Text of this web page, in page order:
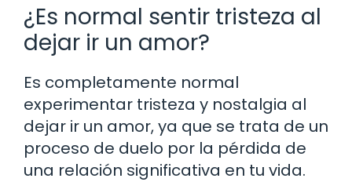
¿Es normal sentir tristeza al
dejar ir un amor?
Es completamente normal
experimentar tristeza y nostalgia al
dejar ir un amor, ya que se trata de un
proceso de duelo por la pérdida de
una relación significativa en tu vida.